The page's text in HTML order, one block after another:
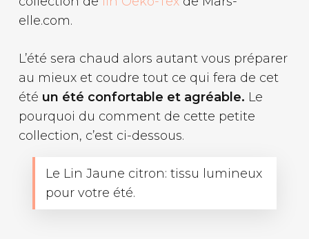
elle.com.
L’été sera chaud alors autant vous préparer
au mieux et coudre tout ce qui fera de cet
été un été confortable et agréable. Le
pourquoi du comment de cette petite
collection, c’est ci-dessous.
Le Lin Jaune citron: tissu lumineux
pour votre été.